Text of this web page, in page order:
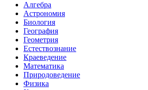
Алгебра
Астрономия
Биология
География
Геометрия
Естествознание
Краеведение
Математика
Природоведение
Физика